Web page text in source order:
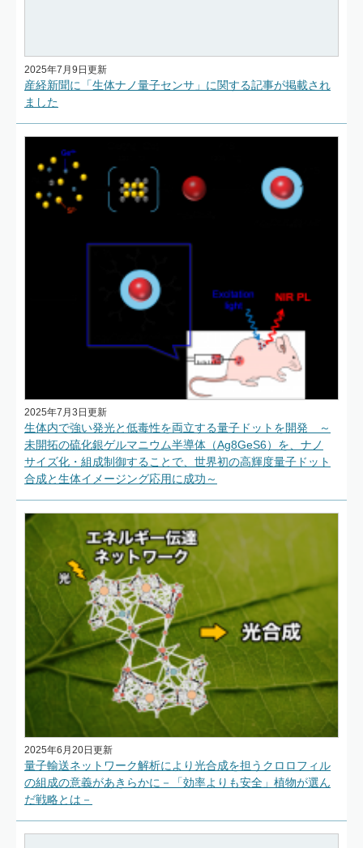
2025年7月9日更新
産経新聞に「生体ナノ量子センサ」に関する記事が掲載され
ました
2025年7月3日更新
生体内で強い発光と低毒性を両立する量子ドットを開発 ～
未開拓の硫化銀ゲルマニウム半導体（Ag8GeS6）を、ナノ
サイズ化・組成制御することで、世界初の高輝度量子ドット
合成と生体イメージング応用に成功～
2025年6月20日更新
量子輸送ネットワーク解析により光合成を担うクロロフィル
の組成の意義があきらかに－「効率よりも安全」植物が選ん
だ戦略とは－